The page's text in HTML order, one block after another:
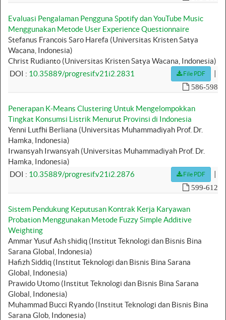
Evaluasi Pengalaman Pengguna Spotify dan YouTube Music
Menggunakan Metode User Experience Questionnaire
Stefanus Francois Saro Harefa (Universitas Kristen Satya
Wacana, Indonesia)
Christ Rudianto (Universitas Kristen Satya Wacana, Indonesia)
DOI : 10.35889/progresif.v21i2.2831 File PDF |
586-598
Penerapan K-Means Clustering Untuk Mengelompokkan
Tingkat Konsumsi Listrik Menurut Provinsi di Indonesia
Yenni Lutfhi Berliana (Universitas Muhammadiyah Prof. Dr.
Hamka, Indonesia)
Irwansyah Irwansyah (Universitas Muhammadiyah Prof. Dr.
Hamka, Indonesia)
DOI : 10.35889/progresif.v21i2.2876 File PDF |
599-612
Sistem Pendukung Keputusan Kontrak Kerja Karyawan
Probation Menggunakan Metode Fuzzy Simple Additive
Weighting
Ammar Yusuf Ash shidiq (Institut Teknologi dan Bisnis Bina
Sarana Global, Indonesia)
Hafizh Siddiq (Institut Teknologi dan Bisnis Bina Sarana
Global, Indonesia)
Prawido Utomo (Institut Teknologi dan Bisnis Bina Sarana
Global, Indonesia)
Muhammad Bucci Ryando (Institut Teknologi dan Bisnis Bina
Sarana Glob, Indonesia)